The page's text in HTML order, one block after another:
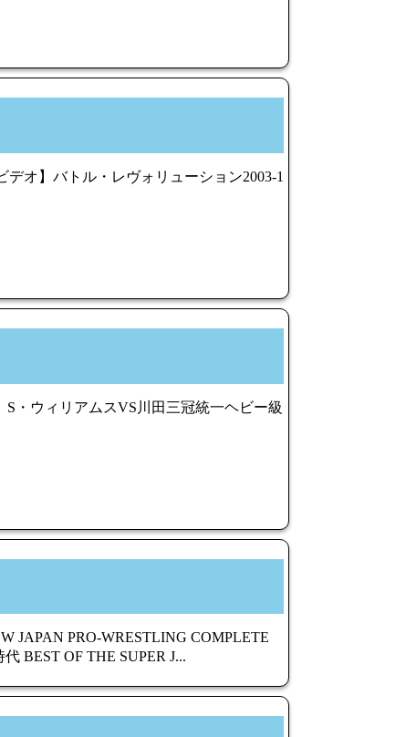
デオ】バトル・レヴォリューション2003-1
S・ウィリアムスVS川田三冠統一ヘビー級
JAPAN PRO-WRESTLING COMPLETE
BEST OF THE SUPER J...